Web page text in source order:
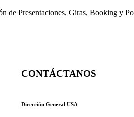
de Presentaciones, Giras, Booking y
CONTÁCTANOS
Dirección General USA